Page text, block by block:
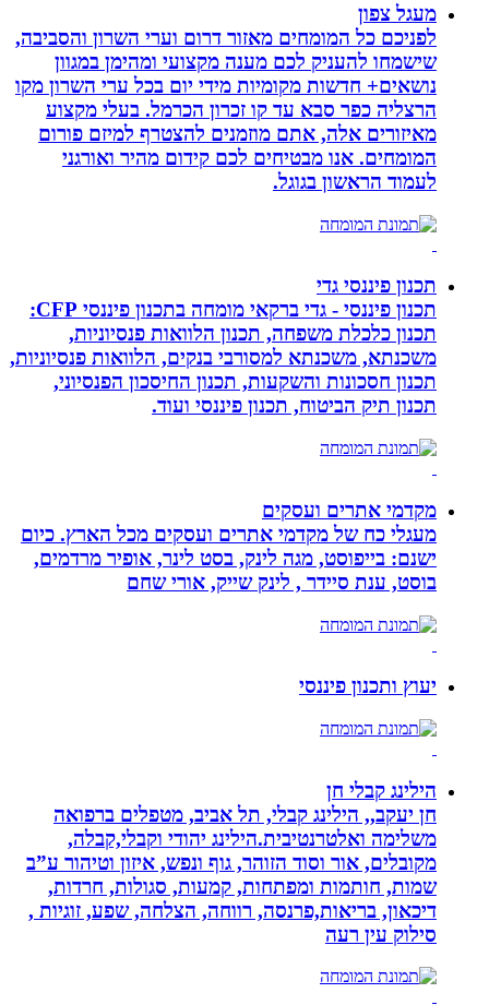
מעגל צפון
לפניכם כל המומחים מאזור דרום וערי השרון והסביבה,
שישמחו להעניק לכם מענה מקצועי ומהימן במגוון
נושאים+ חדשות מקומיות מידי יום בכל ערי השרון מקו
הרצליה כפר סבא עד קו זכרון הכרמל. בעלי מקצוע
מאיזורים אלה, אתם מוזמנים להצטרף למיזם פורום
המומחים. אנו מבטיחים לכם קידום מהיר ואורגני
לעמוד הראשון בגוגל.
תכנון פיננסי גדי
תכנון פיננסי - גדי ברקאי מומחה בתכנון פיננסי CFP:
תכנון כלכלת משפחה, תכנון הלוואות פנסיוניות,
משכנתא, משכנתא למסורבי בנקים, הלוואות פנסיוניות,
תכנון חסכונות והשקעות, תכנון החיסכון הפנסיוני,
תכנון תיק הביטוח, תכנון פיננסי ועוד.
מקדמי אתרים ועסקים
מעגלי כח של מקדמי אתרים ועסקים מכל הארץ. כיום
ישנם: בייפוסט, מגה לינק, בסט לינר, אופיר מרדמים,
בוסט, ענת סיידר , לינק שייק, אורי שחם
יעוץ ותכנון פיננסי
הילינג קבלי חן
חן יעקב,, הילינג קבלי, תל אביב, מטפלים ברפואה
משלימה ואלטרנטיבית.הילינג יהודי וקבלי,קבלה,
מקובלים, אור וסוד הזוהר, גוף ונפש, איזון וטיהור ע”ב
שמות, חותמות ומפתחות, קמעות, סגולות, חרדות,
דיכאון, בריאות,פרנסה, רווחה, הצלחה, שפע, זוגיות ,
סילוק עין רעה